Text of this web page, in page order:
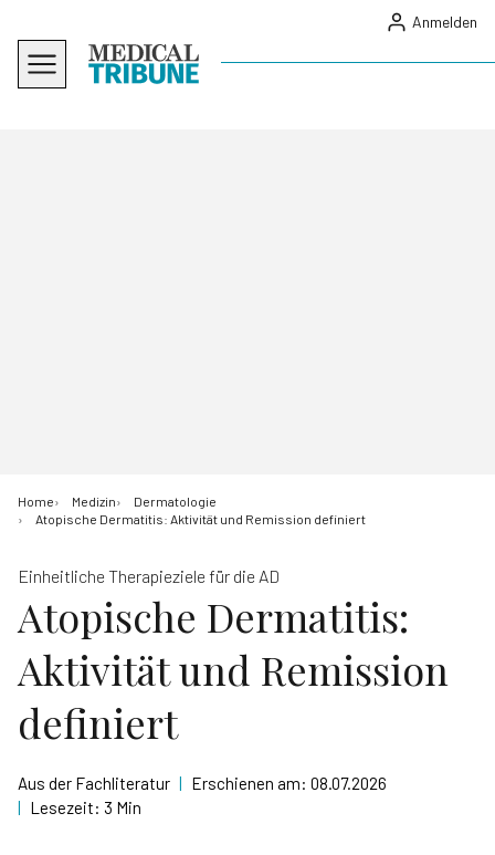
Anmelden
Home Medizin
Dermatologie
Atopische Dermatitis: Aktivität und Remission definiert
Einheitliche Therapieziele für die AD
Atopische Dermatitis:
Aktivität und Remission
definiert
Aus der Fachliteratur | Erschienen am: 08.07.2026
| Lesezeit: 3 Min